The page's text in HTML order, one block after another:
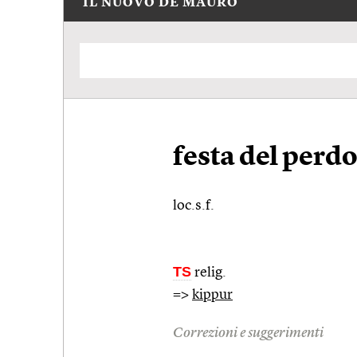
IL NUOVO DE MAURO
festa del
loc.s.f.
TS relig.
=> kippur
Correzioni e suggerimenti